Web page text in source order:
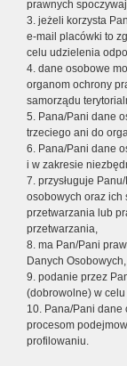
prawnych
3. jeżeli korzysta
e-mail placówki to
celu udzielenia
4. dane osobowe
organom ochrony
samorządu
5. Pana/Pani dane
trzeciego ani do
6. Pana/Pani dane
i w zakresie
7. przysługuje
osobowych oraz ich
przetwarzania lub
przetwarzania,
8. ma Pan/Pani
Danych Osobowych,
9. podanie przez
(dobrowolne) w
10. Pana/Pani dane
procesom
profilowaniu.